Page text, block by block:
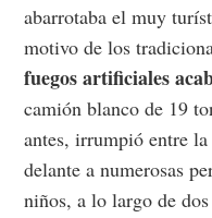
abarrotaba el muy
motivo de los
fuegos artificiales
camión blanco de 19
antes, irrumpió entre
delante a numerosas
niños, a lo largo de